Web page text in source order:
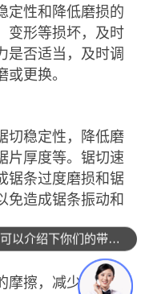
定性和降低磨损的
变形等损坏，及时
是否适当，及时调
更换。
切稳定性，降低磨
片厚度等。锯切速
锯条过度磨损和锯
免造成锯条振动和
擦，减少磨损，
可以介绍下你们的带锯条么？